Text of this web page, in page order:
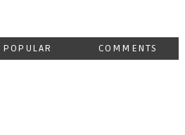
POPULAR COMMENTS